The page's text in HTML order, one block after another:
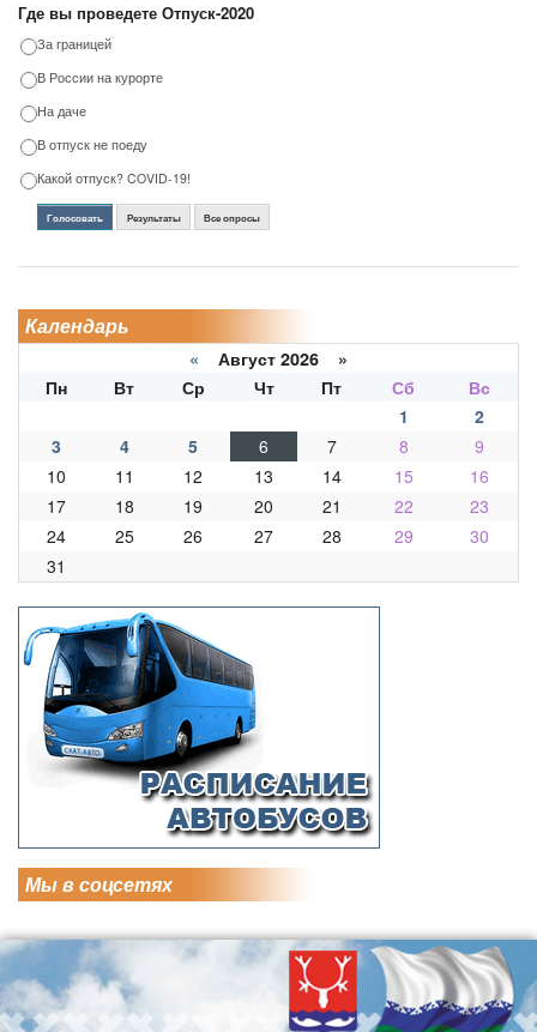
Где вы проведете Отпуск-2020
За границей
В России на курорте
На даче
В отпуск не поеду
Какой отпуск? COVID-19!
Голосовать Результаты Все опросы
Календарь
« Август 2026 »
Пн
Вт Ср Чт Пт Сб
Вс
1
2
3
4 5 6 7 8
9
10
11 12 13 14 15
16
17
18 19 20 21 22
23
24
25 26 27 28 29
30
31
Мы в соцсетях